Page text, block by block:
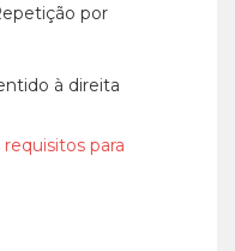
por
à direita
para